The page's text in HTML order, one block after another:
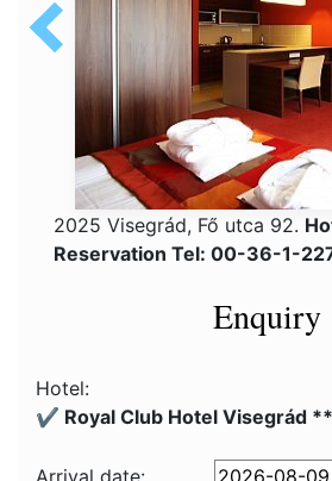
2025 Visegrád, Fő utca 92.
Reservation Tel: 00-36-1-
Enquiry
Hotel:
✔️ Royal Club Hotel Visegrád
Arrival date: